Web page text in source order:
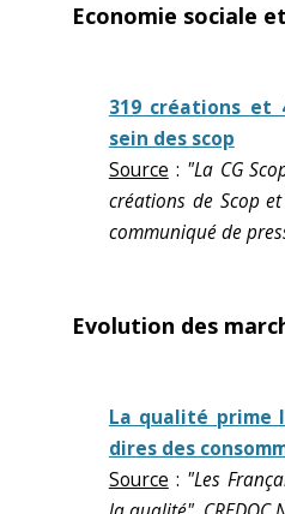
Economie sociale
319 créations et
sein des scop
Source : "La CG
créations de Scop et
communiqué de
Evolution des
La qualité prime
dires des
Source : "Les